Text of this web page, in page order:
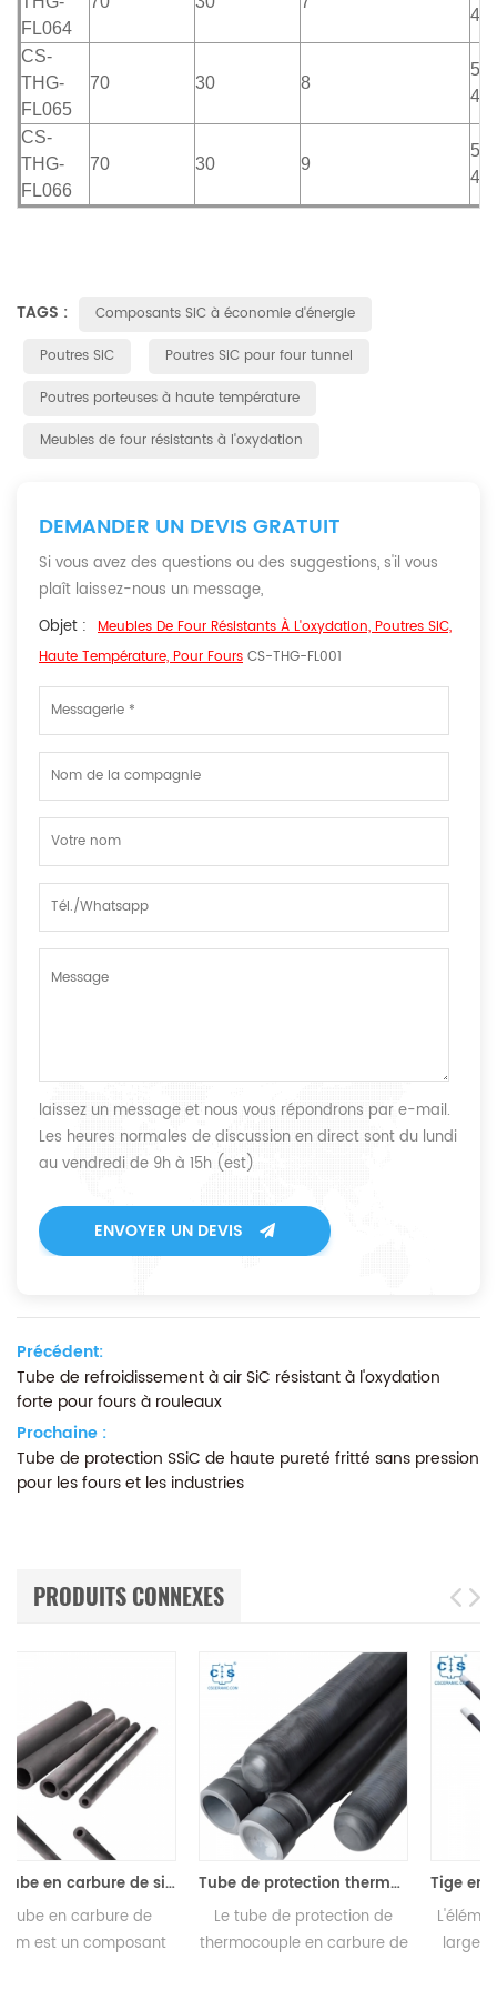
FL064
CS-
THG-
FL065
70 30 8
50-
CS-
THG-
FL066
70 30 9
50-
TAGS :
Composants SiC à économie d'énergie
Poutres SiC
Poutres SiC pour four tunnel
Poutres porteuses à haute température
Meubles de four résistants à l'oxydation
DEMANDER UN DEVIS GRATUIT
Si vous avez des questions ou des suggestions, s'il vous
plaît laissez-nous un message,
Objet : Meubles De Four Résistants À L'oxydation, Poutres SiC,
Haute Température, Pour Fours CS-THG-FL001
laissez un message et nous vous répondrons par e-mail.
Les heures normales de discussion en direct sont du lundi
au vendredi de 9h à 15h (est)
ENVOYER UN DEVIS
Précédent:
Tube de refroidissement à air SiC résistant à l'oxydation
forte pour fours à rouleaux
Prochaine :
Tube de protection SSiC de haute pureté fritté sans pression
pour les fours et les industries
PRODUITS CONNEXES
Tube de protection thermocouple en carbure de silicium (RSiC) pour haute température
Le tube de protection de
thermocouple en carbure de
Tige en carbure de silicium d'élément chauffant de Sic de tige en spirale de Type U pour le chauffage électrique de Sic de four
L'élément chauffant SiC est
largement utilisé dans les